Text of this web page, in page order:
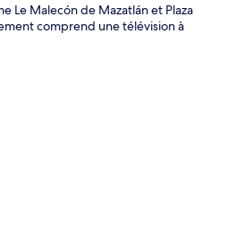
Le Malecón de Mazatlán et Plaza
comprend une télévision à